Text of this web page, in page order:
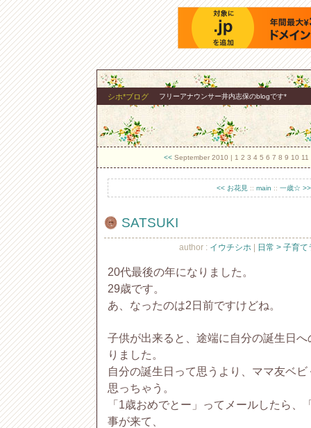
シホ*ブログ フリーアナウンサー井内志保のblogです*
<< September 2010 | 1 2 3 4 5 6 7 8 9 10
<< お花見 :: main :: 一歳☆ >>
SATSUKI
author : イウチシホ 日常 > 子育て
20代最後の年になりました。
29歳です。
あ、なったのは2日前ですけどね。
子供が出来ると、途端に自分の誕生日
りました。
自分の誕生日って思うより、ママ友ベ
思っちゃう。
「1歳おめでとー」ってメールしたら、
事が来て、